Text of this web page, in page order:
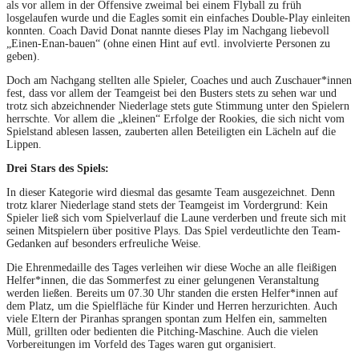
als vor allem in der Offensive zweimal bei einem Flyball zu früh
losgelaufen wurde und die Eagles somit ein einfaches Double-Play einleiten
konnten. Coach David Donat nannte dieses Play im Nachgang liebevoll
„Einen-Enan-bauen“ (ohne einen Hint auf evtl. involvierte Personen zu
geben).
Doch am Nachgang stellten alle Spieler, Coaches und auch Zuschauer*innen
fest, dass vor allem der Teamgeist bei den Busters stets zu sehen war und
trotz sich abzeichnender Niederlage stets gute Stimmung unter den Spielern
herrschte. Vor allem die „kleinen“ Erfolge der Rookies, die sich nicht vom
Spielstand ablesen lassen, zauberten allen Beteiligten ein Lächeln auf die
Lippen.
Drei Stars des Spiels:
In dieser Kategorie wird diesmal das gesamte Team ausgezeichnet. Denn
trotz klarer Niederlage stand stets der Teamgeist im Vordergrund: Kein
Spieler ließ sich vom Spielverlauf die Laune verderben und freute sich mit
seinen Mitspielern über positive Plays. Das Spiel verdeutlichte den Team-
Gedanken auf besonders erfreuliche Weise.
Die Ehrenmedaille des Tages verleihen wir diese Woche an alle fleißigen
Helfer*innen, die das Sommerfest zu einer gelungenen Veranstaltung
werden ließen. Bereits um 07.30 Uhr standen die ersten Helfer*innen auf
dem Platz, um die Spielfläche für Kinder und Herren herzurichten. Auch
viele Eltern der Piranhas sprangen spontan zum Helfen ein, sammelten
Müll, grillten oder bedienten die Pitching-Maschine. Auch die vielen
Vorbereitungen im Vorfeld des Tages waren gut organisiert.